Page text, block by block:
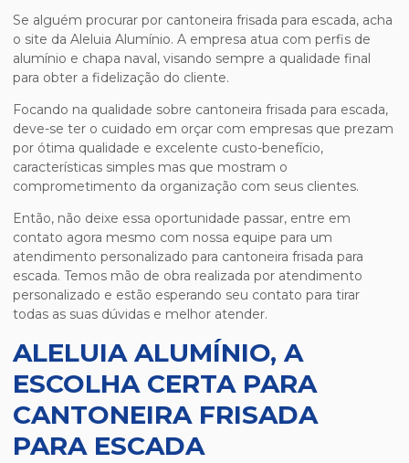
Se alguém procurar por cantoneira frisada para escada, acha
o site da Aleluia Alumínio. A empresa atua com perfis de
alumínio e chapa naval, visando sempre a qualidade final
para obter a fidelização do cliente.
Focando na qualidade sobre cantoneira frisada para escada,
deve-se ter o cuidado em orçar com empresas que prezam
por ótima qualidade e excelente custo-benefício,
características simples mas que mostram o
comprometimento da organização com seus clientes.
Então, não deixe essa oportunidade passar, entre em
contato agora mesmo com nossa equipe para um
atendimento personalizado para cantoneira frisada para
escada. Temos mão de obra realizada por atendimento
personalizado e estão esperando seu contato para tirar
todas as suas dúvidas e melhor atender.
ALELUIA ALUMÍNIO, A
ESCOLHA CERTA PARA
CANTONEIRA FRISADA
PARA ESCADA